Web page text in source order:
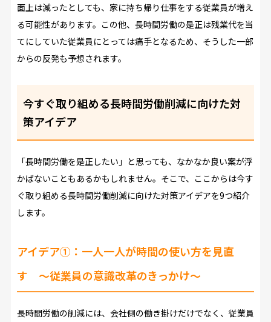
面上は減ったとしても、家に持ち帰り仕事をする従業員が増え
る可能性があります。この他、長時間労働の是正は残業代を当
てにしていた従業員にとっては痛手となるため、そうした一部
からの反発も予想されます。
今すぐ取り組める長時間労働削減に向けた対
策アイデア
「長時間労働を是正したい」と思っても、なかなか良い案が浮
かばないこともあるかもしれません。そこで、ここからは今す
ぐ取り組める長時間労働削減に向けた対策アイデアを9つ紹介
します。
アイデア①：一人一人が時間の使い方を見直
す ～従業員の意識改革のきっかけ～
長時間労働の削減には、会社側の働き掛けだけでなく、従業員